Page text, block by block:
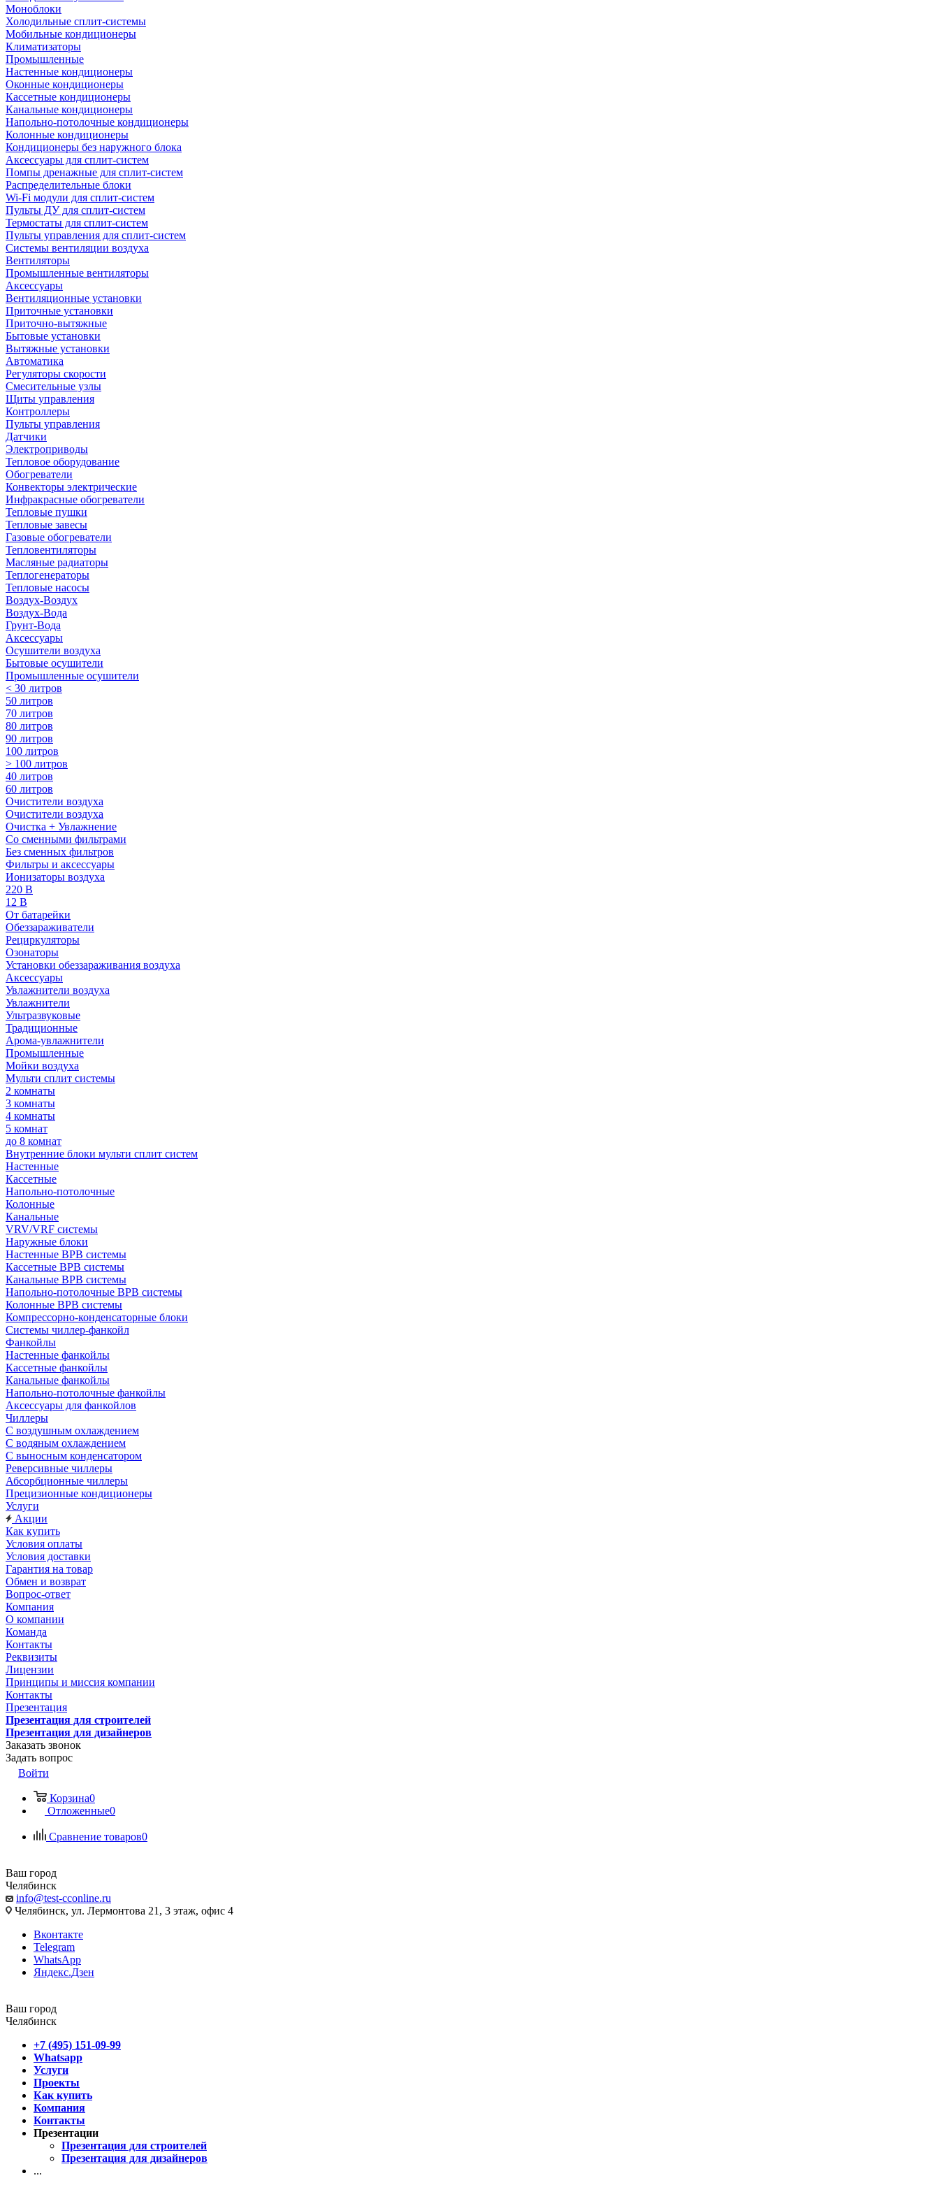
Моноблоки
Холодильные сплит-системы
Мобильные кондиционеры
Климатизаторы
Промышленные
Настенные кондиционеры
Оконные кондиционеры
Кассетные кондиционеры
Канальные кондиционеры
Напольно-потолочные кондиционеры
Колонные кондиционеры
Кондиционеры без наружного блока
Аксессуары для сплит-систем
Помпы дренажные для сплит-систем
Распределительные блоки
Wi-Fi модули для сплит-систем
Пульты ДУ для сплит-систем
Термостаты для сплит-систем
Пульты управления для сплит-систем
Системы вентиляции воздуха
Вентиляторы
Промышленные вентиляторы
Аксессуары
Вентиляционные установки
Приточные установки
Приточно-вытяжные
Бытовые установки
Вытяжные установки
Автоматика
Регуляторы скорости
Смесительные узлы
Щиты управления
Контроллеры
Пульты управления
Датчики
Электроприводы
Тепловое оборудование
Обогреватели
Конвекторы электрические
Инфракрасные обогреватели
Тепловые пушки
Тепловые завесы
Газовые обогреватели
Тепловентиляторы
Масляные радиаторы
Теплогенераторы
Тепловые насосы
Воздух-Воздух
Воздух-Вода
Грунт-Вода
Аксессуары
Осушители воздуха
Бытовые осушители
Промышленные осушители
< 30 литров
50 литров
70 литров
80 литров
90 литров
100 литров
> 100 литров
40 литров
60 литров
Очистители воздуха
Очистители воздуха
Очистка + Увлажнение
Cо сменными фильтрами
Без сменных фильтров
Фильтры и аксессуары
Ионизаторы воздуха
220 В
12 В
От батарейки
Обеззараживатели
Рециркуляторы
Озонаторы
Установки обеззараживания воздуха
Аксессуары
Увлажнители воздуха
Увлажнители
Ультразвуковые
Традиционные
Арома-увлажнители
Промышленные
Мойки воздуха
Мульти сплит системы
2 комнаты
3 комнаты
4 комнаты
5 комнат
до 8 комнат
Внутренние блоки мульти сплит систем
Настенные
Кассетные
Напольно-потолочные
Колонные
Канальные
VRV/VRF системы
Наружные блоки
Настенные ВРВ системы
Кассетные ВРВ системы
Канальные ВРВ системы
Напольно-потолочные ВРВ системы
Колонные ВРВ системы
Компрессорно-конденсаторные блоки
Системы чиллер-фанкойл
Фанкойлы
Настенные фанкойлы
Кассетные фанкойлы
Канальные фанкойлы
Напольно-потолочные фанкойлы
Аксессуары для фанкойлов
Чиллеры
С воздушным охлаждением
С водяным охлаждением
С выносным конденсатором
Реверсивные чиллеры
Абсорбционные чиллеры
Прецизионные кондиционеры
Услуги
Акции
Как купить
Условия оплаты
Условия доставки
Гарантия на товар
Обмен и возврат
Вопрос-ответ
Компания
О компании
Команда
Контакты
Реквизиты
Лицензии
Принципы и миссия компании
Контакты
Презентация
Презентация для строителей
Презентация для дизайнеров
Заказать звонок
Задать вопрос
Войти
Корзина0
Отложенные0
Сравнение товаров0
Ваш город
Челябинск
info@test-cconline.ru
Челябинск, ул. Лермонтова 21, 3 этаж, офис 4
Вконтакте
Telegram
WhatsApp
Яндекс.Дзен
Ваш город
Челябинск
+7 (495) 151-09-99
Whatsapp
Услуги
Проекты
Как купить
Компания
Контакты
Презентации
Презентация для строителей
Презентация для дизайнеров
...